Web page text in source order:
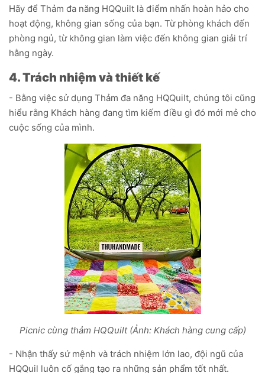
Hãy để Thảm đa năng HQQuilt là điểm nhấn hoàn hảo cho
hoạt động, không gian sống của bạn. Từ phòng khách đến
phòng ngủ, từ không gian làm việc đến không gian giải trí
hằng ngày.
4. Trách nhiệm và thiết kế
- Bằng việc sử dụng Thảm đa năng HQQuilt, chúng tôi cũng
hiểu rằng Khách hàng đang tìm kiếm điều gì đó mới mẻ cho
cuộc sống của mình.
Picnic cùng thảm HQQuilt (Ảnh: Khách hàng cung cấp)
- Nhận thấy sứ mệnh và trách nhiệm lớn lao, đội ngũ của
HQQuil luôn cố gắng tạo ra những sản phẩm tốt nhất.